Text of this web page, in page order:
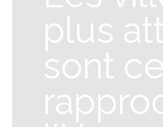
plus
sont